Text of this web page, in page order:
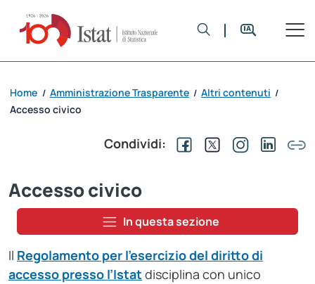
Home / Amministrazione Trasparente / Altri contenuti /
Accesso civico
Condividi:
Accesso civico
In questa sezione
Il Regolamento per l’esercizio del diritto di
accesso presso l’Istat disciplina con unico